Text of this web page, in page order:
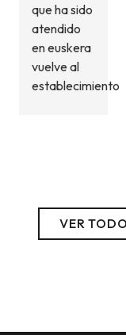
que ha sido
atendido
en euskera
vuelve al
establecimiento
VER